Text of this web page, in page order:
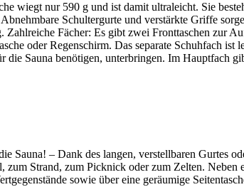
wiegt nur 590 g und ist damit ultraleicht. Sie
Schultergurte und verstärkte Griffe
Fächer: Es gibt zwei Fronttaschen zur
oder Regenschirm. Das separate Schuhfach ist
Sauna benötigen, unterbringen. Im Hauptfach
– Dank des langen, verstellbaren Gurtes
Strand, zum Picknick oder zum Zelten.
sowie über eine geräumige